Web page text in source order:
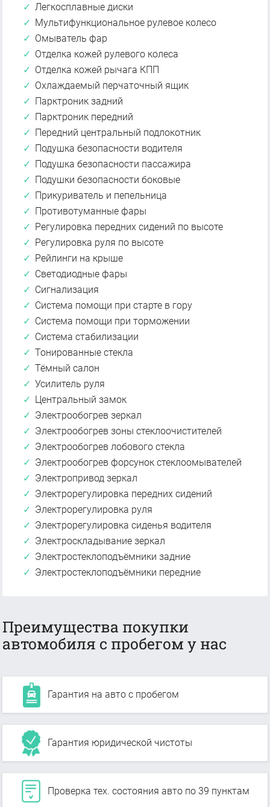
Легкосплавные диски
Мультифункциональное рулевое колесо
Омыватель фар
Отделка кожей рулевого колеса
Отделка кожей рычага КПП
Охлаждаемый перчаточный ящик
Парктроник задний
Парктроник передний
Передний центральный подлокотник
Подушка безопасности водителя
Подушка безопасности пассажира
Подушки безопасности боковые
Прикуриватель и пепельница
Противотуманные фары
Регулировка передних сидений по высоте
Регулировка руля по высоте
Рейлинги на крыше
Светодиодные фары
Сигнализация
Система помощи при старте в гору
Система помощи при торможении
Система стабилизации
Тонированные стекла
Тёмный салон
Усилитель руля
Центральный замок
Электрообогрев зеркал
Электрообогрев зоны стеклоочистителей
Электрообогрев лобового стекла
Электрообогрев форсунок стеклоомывателей
Электропривод зеркал
Электрорегулировка передних сидений
Электрорегулировка руля
Электрорегулировка сиденья водителя
Электроскладывание зеркал
Электростеклоподъёмники задние
Электростеклоподъёмники передние
Преимущества покупки
автомобиля с пробегом у нас
Гарантия на авто с пробегом
Гарантия юридической чистоты
Проверка тех. состояния авто по 39 пунктам